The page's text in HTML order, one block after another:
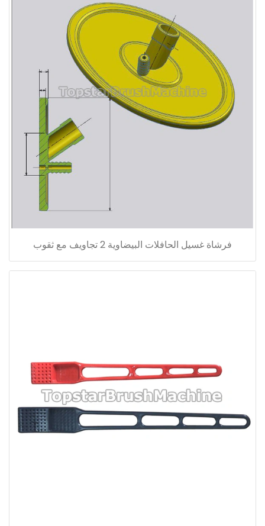
فرشاة غسيل الحافلات البيضاوية 2 تجاويف مع ثقوب